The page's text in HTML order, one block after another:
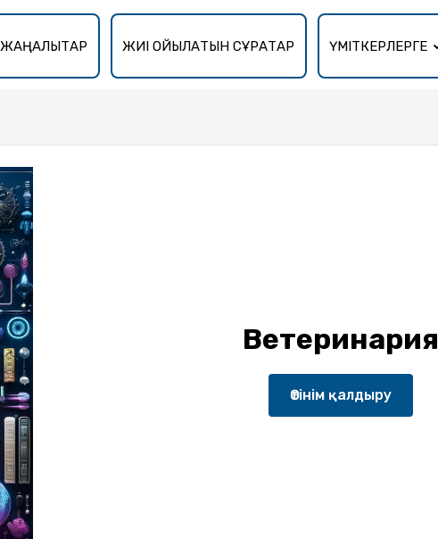
ЖАҢАЛЫҚТАР ЖИІ ҚОЙЫЛАТЫН СҰРАҚТАР ҮМІТКЕРЛЕРГЕ
Ветеринария
Өтінім қалдыру